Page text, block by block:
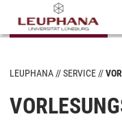
LEUPHANA SERVICE